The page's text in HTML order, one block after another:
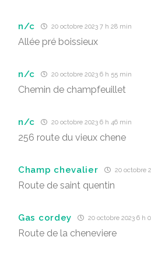
n/c 20 octobre 2023 7 h 28 min
Allée pré boissieux
n/c 20 octobre 2023 6 h 55 min
Chemin de champfeuillet
n/c 20 octobre 2023 6 h 46 min
256 route du vieux chene
Champ chevalier 20 octobre
Route de saint quentin
Gas cordey 20 octobre 2023 6 h
Route de la cheneviere